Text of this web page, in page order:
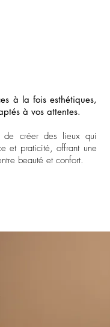
à la fois esthétiques,
à vos attentes.
de créer des lieux qui
et praticité, offrant une
beauté et confort.